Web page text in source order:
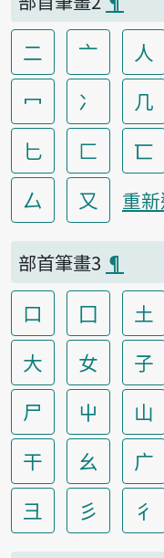
二 亠 人
冖
冫 几
匕
匚 匸
厶
又 重
部首筆畫3 ¶
口 囗 土
大
女 子
尸
屮 山
干
幺 广
彐
彡 彳